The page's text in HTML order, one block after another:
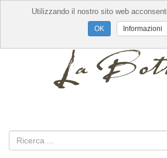
Utilizzando il nostro sito web
Informazioni